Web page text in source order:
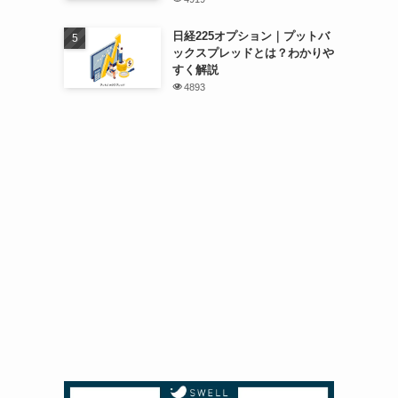
日経225オプション｜プットバ
ックスプレッドとは？わかりや
すく解説
4893